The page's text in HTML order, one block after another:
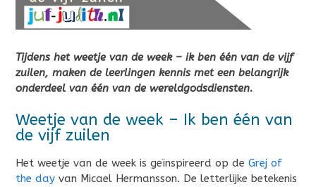
Tijdens het weetje van de week – ik ben één van de vijf
zuilen, maken de leerlingen kennis met een belangrijk
onderdeel van één van de wereldgodsdiensten.
Weetje van de week – Ik ben één van
de vijf zuilen
Het weetje van de week is geïnspireerd op de Grej of
the day van Micael Hermansson. De letterlijke betekenis